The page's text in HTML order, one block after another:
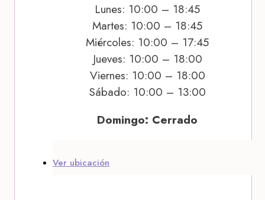
Lunes: 10:00 – 18:45
Martes: 10:00 – 18:45
Miércoles: 10:00 – 17:45
Jueves: 10:00 – 18:00
Viernes: 10:00 – 18:00
Sábado: 10:00 – 13:00
Domingo: Cerrado
Ver ubicación